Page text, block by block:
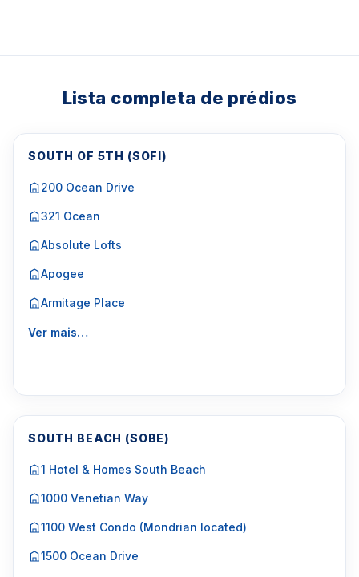
Lista completa de prédios
SOUTH OF 5TH (SOFI)
200 Ocean Drive
321 Ocean
Absolute Lofts
Apogee
Armitage Place
Ver mais…
SOUTH BEACH (SOBE)
1 Hotel & Homes South Beach
1000 Venetian Way
1100 West Condo (Mondrian located)
1500 Ocean Drive